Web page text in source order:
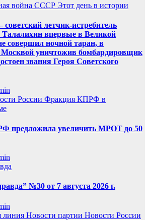
война СССР Этот день в истории
советский летчик-истребитель
впервые в Великой
совершил ночной таран, в
уничтожив бомбардировщик
звания Героя Советского
России Фракция КПРФ в
предложила увеличить МРОТ до 50
№30 от 7 августа 2026 г.
линия Новости партии Новости России